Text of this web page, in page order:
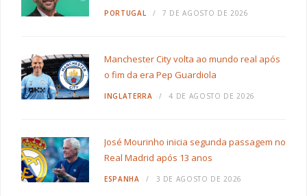
PORTUGAL 7 DE AGOSTO DE 2026
Manchester City volta ao mundo real após
o fim da era Pep Guardiola
INGLATERRA 4 DE AGOSTO DE 2026
José Mourinho inicia segunda passagem no
Real Madrid após 13 anos
ESPANHA 3 DE AGOSTO DE 2026